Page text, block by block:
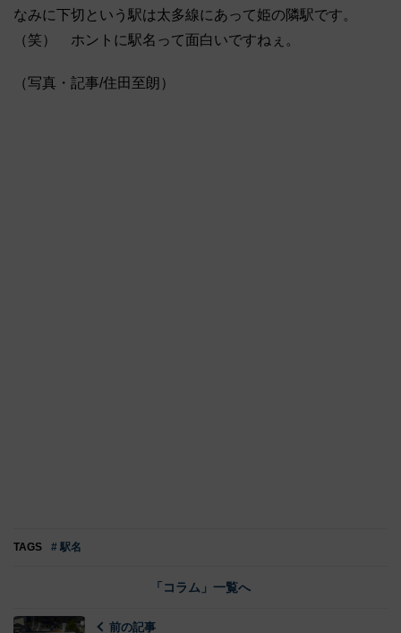
なみに下切という駅は太多線にあって姫の隣駅です。
（笑） ホントに駅名って面白いですねぇ。
（写真・記事/住田至朗）
TAGS # 駅名
「コラム」一覧へ
前の記事